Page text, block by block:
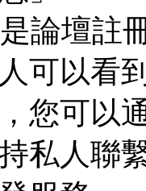
論壇註
可以看
您可以
私人聯